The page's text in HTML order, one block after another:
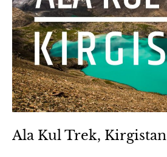
Ala Kul Trek, Kirgistan